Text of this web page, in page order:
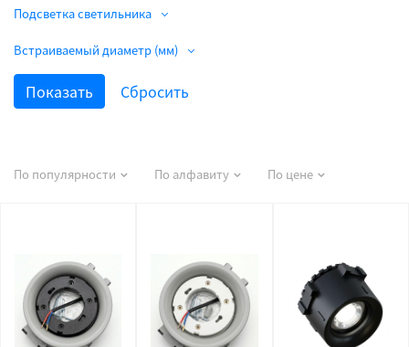
Подсветка светильника
Встраиваемый диаметр (мм)
По популярности По алфавиту По цене